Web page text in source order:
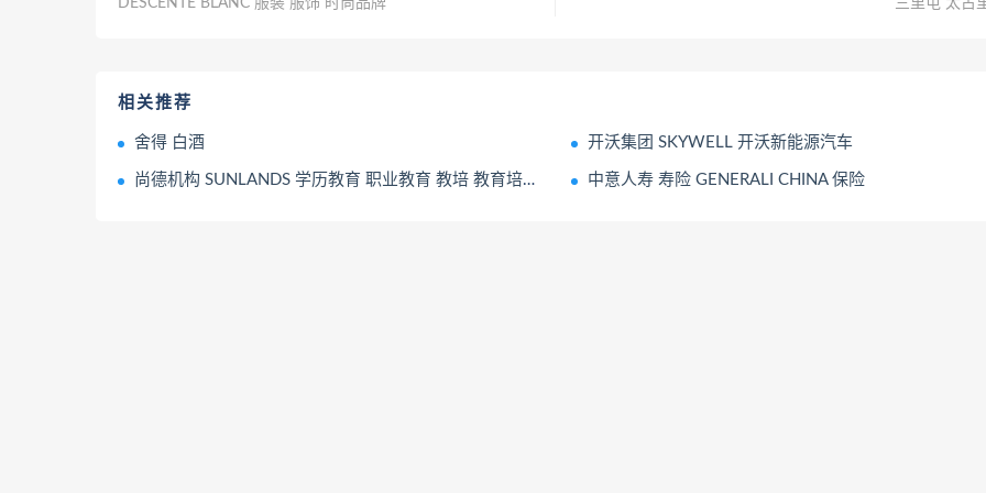
相关推荐
舍得 白酒 开沃集团 SKYWELL 开沃新能源汽车
尚德机构 SUNLANDS 学历教育 职业教育 教培 教育培训 中意人寿 寿险 GENERALI CHINA 保险